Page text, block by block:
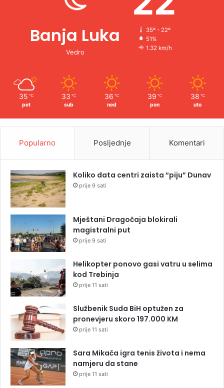
Banja Luka
Vedro
35º - 22º
51%
1.32 km/h
35 ℃
pet
33 ℃
sub
36 ℃
ned
39 ℃
pon
38 ℃
uto
Popularno Posljednje Komentari
Koliko data centri zaista “piju” Dunav
prije 9 sati
Mještani Dragočaja blokirali
magistralni put
prije 9 sati
Helikopter ponovo gasi vatru u selima
kod Trebinja
prije 11 sati
Službenik Suda BiH optužen za
pronevjeru skoro 197.000 KM
prije 11 sati
Sara Mikača igra tenis života i nema
namjeru da stane
prije 11 sati